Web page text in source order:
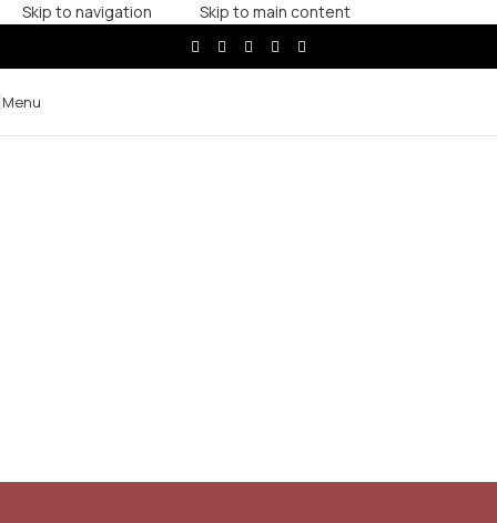
Skip to navigation Skip to main content
Menu